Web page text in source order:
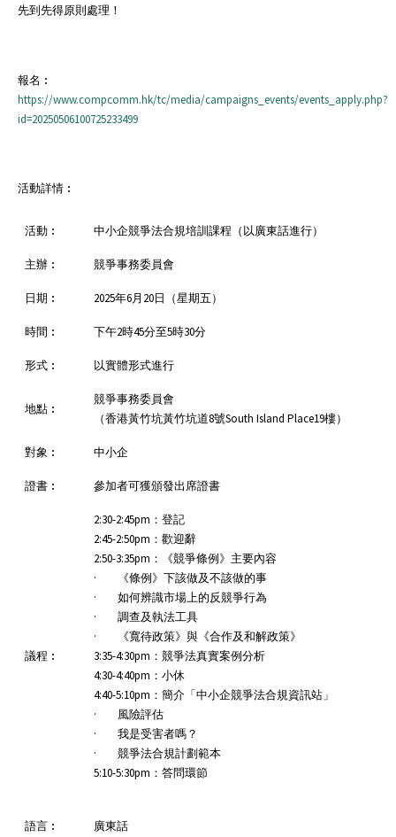
先到先得原則處理！
報名︰
https://www.compcomm.hk/tc/media/campaigns_events/events_apply.php?
id=20250506100725233499
活動詳情︰
活動︰ 中小企競爭法合規培訓課程（以廣東話進行）
主辦︰ 競爭事務委員會
日期︰ 2025年6月20日（星期五）
時間︰ 下午2時45分至5時30分
形式︰ 以實體形式進行
地點︰
競爭事務委員會
（香港黃竹坑黃竹坑道8號South Island Place19樓）
對象︰ 中小企
證書︰ 參加者可獲頒發出席證書
議程︰
2:30-2:45pm：登記
2:45-2:50pm：歡迎辭
2:50-3:35pm：《競爭條例》主要內容
· 《條例》下該做及不該做的事
· 如何辨識市場上的反競爭行為
· 調查及執法工具
· 《寬待政策》與《合作及和解政策》
3:35-4:30pm：競爭法真實案例分析
4:30-4:40pm：小休
4:40-5:10pm：簡介「中小企競爭法合規資訊站」
· 風險評估
· 我是受害者嗎？
· 競爭法合規計劃範本
5:10-5:30pm：答問環節
語言︰ 廣東話